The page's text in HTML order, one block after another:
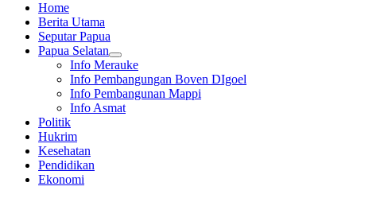
Home
Berita Utama
Seputar Papua
Papua Selatan
Info Merauke
Info Pembangungan Boven DIgoel
Info Pembangunan Mappi
Info Asmat
Politik
Hukrim
Kesehatan
Pendidikan
Ekonomi